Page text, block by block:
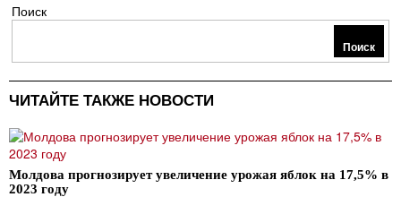
Поиск
Поиск
ЧИТАЙТЕ ТАКЖЕ НОВОСТИ
Молдова прогнозирует увеличение урожая яблок на 17,5% в
2023 году